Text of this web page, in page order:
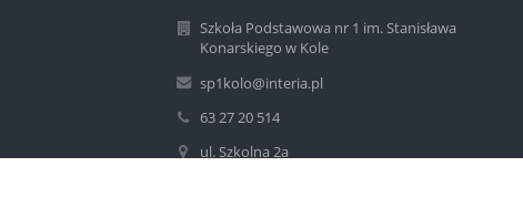
Szkoła Podstawowa nr 1 im. Stanisława
Konarskiego w Kole
sp1kolo@interia.pl
63 27 20 514
ul. Szkolna 2a